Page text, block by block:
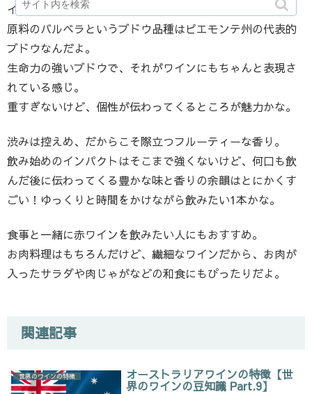
イタリアワインの中でも特に有名なピエモンテ州産。
原料のバルベラというブドウ品種はピエモンテ州の代表的
ブドウなんだよ。
生命力の強いブドウで、それがワインにもちゃんと表現さ
れている感じ。
重すぎないけど、個性が伝わってくるところが魅力かな。
渋みは控えめ、だからこそ際立つフルーティーな香り。
飲み始めのインパクトはそこまで強くないけど、何口も飲
んだ後に伝わってくる豊かな味と香りの余韻はとにかくす
ごい！ゆっくりと時間をかけながら飲みたい1本かな。
食事と一緒に赤ワインを飲みたい人にもおすすめ。
お肉料理はもちろんだけど、繊細なワインだから、お肉が
入ったサラダや肉じゃがなどの和食にもぴったりだよ。
関連記事
世界のワインの特徴 オーストラリアワインの特徴【世
界のワインの豆知識 Part.9】